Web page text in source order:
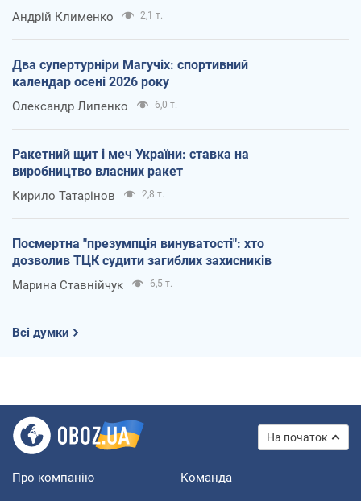
Андрій Клименко 2,1 т.
Два супертурніри Магучіх: спортивний
календар осені 2026 року
Олександр Липенко 6,0 т.
Ракетний щит і меч України: ставка на
виробництво власних ракет
Кирило Татарінов 2,8 т.
Посмертна "презумпція винуватості": хто
дозволив ТЦК судити загиблих захисників
Марина Ставнійчук 6,5 т.
Всі думки
На початок
Про компанію Команда